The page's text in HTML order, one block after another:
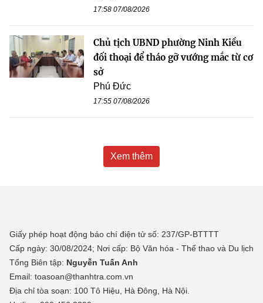
17:58 07/08/2026
Chủ tịch UBND phường Ninh Kiều
đối thoại để tháo gỡ vướng mắc từ cơ
sở
Phú Đức
17:55 07/08/2026
Xem thêm
Giấy phép hoạt động báo chí điện tử số: 237/GP-BTTTT
Cấp ngày: 30/08/2024; Nơi cấp: Bộ Văn hóa - Thể thao và Du lịch
Tổng Biên tập: Nguyễn Tuấn Anh
Email: toasoan@thanhtra.com.vn
Địa chỉ tòa soạn: 100 Tô Hiệu, Hà Đông, Hà Nội.